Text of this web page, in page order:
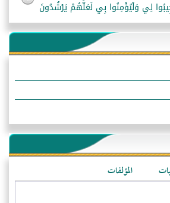
لِي وَلْيُؤْمِنُوا بِي لَعَلَّهُمْ يَرْشُدُونَ
المؤلفات